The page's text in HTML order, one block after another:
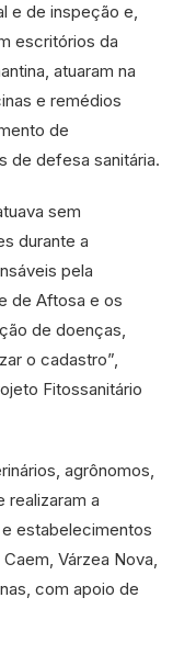
e de inspeção e,
escritórios da
atuaram na
e remédios
de
de defesa sanitária.
sem
durante a
pela
de Aftosa e os
de doenças,
o cadastro”,
Fitossanitário
agrônomos,
a
estabelecimentos
Várzea Nova,
com apoio de